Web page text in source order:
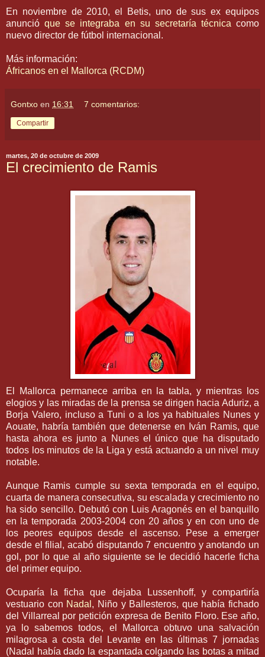
En noviembre de 2010, el Betis, uno de sus ex equipos
anuncióque se integraba en su secretaría técnica como
nuevo director de fútbol internacional.
Más información:
Áfricanos en el Mallorca (RCDM)
Gontxo en 16:31 7 comentarios:
Compartir
martes, 20 de octubre de 2009
El crecimiento de Ramis
El Mallorca permanece arriba en la tabla, y mientras los
elogios y las miradas de la prensa se dirigen hacia Aduriz, a
Borja Valero, incluso aTuni o a los ya habituales Nunes y
Aouate, habría también que detenerse en Iván Ramis, que
hasta ahora es junto a
Nunesel único que ha disputado
todos los minutos de la Liga y está actuandoa un nivel muy
notable.
Aunque Ramis cumple su sexta temporada en el equipo,
cuarta de manera consecutiva, su escalada y crecimiento no
ha sido sencillo. Debutó con Luis Aragonés en el banquillo
en la temporada 2003-2004 con 20 años y en con uno de
los peores equipos desde el ascenso. Pese a emerger
desde el filial, acabó disputando 7 encuentro y anotando un
gol, por lo que al año siguiente se le decidió hacerle ficha
del primer equipo.
Ocuparía la ficha que dejaba Lussenhoff, y compartiría
vestuario con Nadal , Niño y Ballesteros, que había fichado
del Villarreal por petición expresa de Benito Floro. Ese año,
ya lo sabemos todos, el
Mallorca obtuvo una salvación
milagrosa a costa del Levante en las últimas 7 jornadas
(Nadal
había dado la espantada colgando las botas a mitad